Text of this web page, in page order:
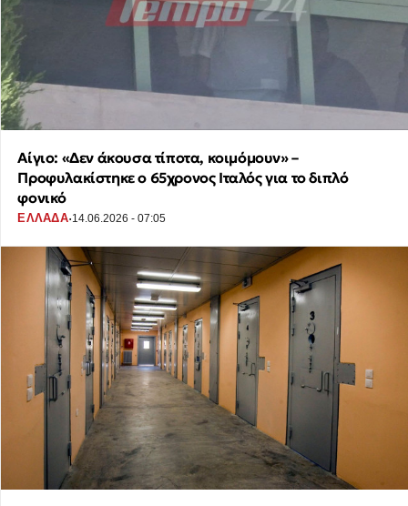
Αίγιο: «Δεν άκουσα τίποτα, κοιμόμουν» –
Προφυλακίστηκε ο 65χρονος Ιταλός για το διπλό
φονικό
ΕΛΛΑΔΑ·14.06.2026 - 07:05